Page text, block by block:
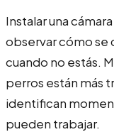
Instalar una
observar cómo
cuando no estás.
perros están más
identifican
pueden trabajar.